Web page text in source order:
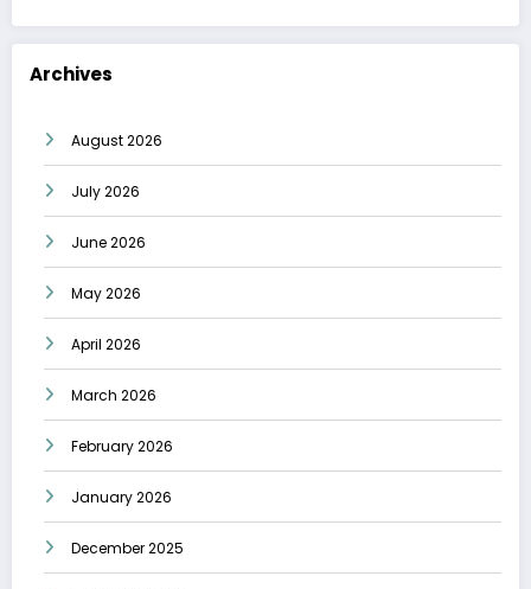
Archives
August 2026
July 2026
June 2026
May 2026
April 2026
March 2026
February 2026
January 2026
December 2025